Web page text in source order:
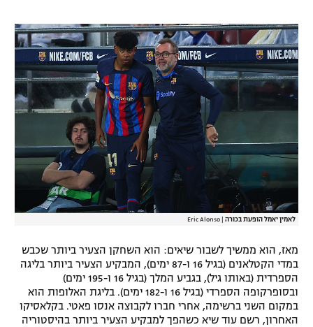
הצטרפות לחבילת הערוצים
לוח דרושים – ג'ובנט
המגזין
לאמין יאמל הופעת בכורה Eric Alonso
מאז, הוא ממשיך לשבור שיאים: הוא השחקן הצעיר ביותר שכבש
במדי הקטלאנים (בגיל 16 ו-87 ימים), המבקיע הצעיר ביותר בליגה
הספרדית (באותו גיל), בגביע המלך (בגיל 16 ו-195 ימים)
ובסופרקופה הספרדי (בגיל 16 ו-182 ימים). בליגת האלופות הוא
במקום השני ברשימה, אחרי חברו לקבוצה אנסו פאטי. בקלאסיקו
האחרון, רשם עוד שיא כשהפך למבקיע הצעיר ביותר בהיסטוריה